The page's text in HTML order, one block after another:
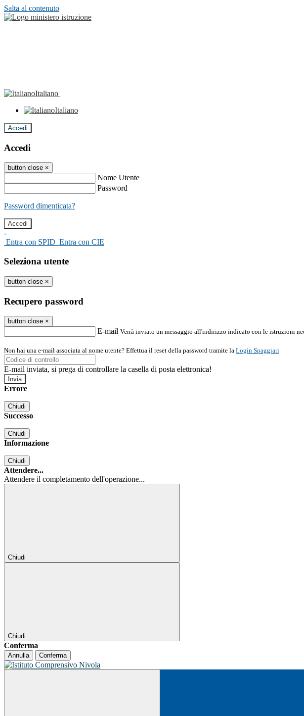
Salta al contenuto
Italiano
Italiano
Accedi
Accedi
button close ×
Nome Utente
Password
Password dimenticata?
-
Entra con SPID Entra con CIE
Seleziona utente
button close ×
Recupero password
button close ×
E-mail Verrà inviato un messaggio all'indirizzo indicato con le istruzioni
Non hai una e-mail associata al nome utente? Effettua il reset della password tramite la Login Spaggiari
E-mail inviata, si prega di controllare la casella di posta elettronica!
Errore
Chiudi
Successo
Chiudi
Informazione
Chiudi
Attendere...
Attendere il completamento dell'operazione...
Chiudi
Chiudi
Conferma
Annulla Conferma